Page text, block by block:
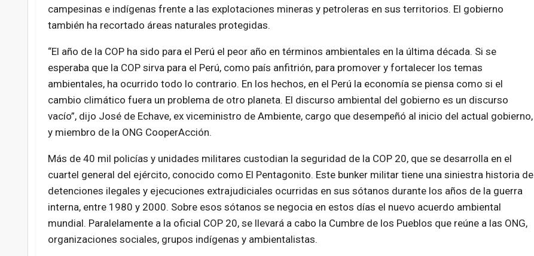
campesinas e indígenas frente a las explotaciones mineras y petroleras en sus territorios. El gobierno
también ha recortado áreas naturales protegidas.
“El año de la COP ha sido para el Perú el peor año en términos ambientales en la última década. Si se
esperaba que la COP sirva para el Perú, como país anfitrión, para promover y fortalecer los temas
ambientales, ha ocurrido todo lo contrario. En los hechos, en el Perú la economía se piensa como si el
cambio climático fuera un problema de otro planeta. El discurso ambiental del gobierno es un discurso
vacío”, dijo José de Echave, ex viceministro de Ambiente, cargo que desempeñó al inicio del actual gobierno,
y miembro de la ONG CooperAcción.
Más de 40 mil policías y unidades militares custodian la seguridad de la COP 20, que se desarrolla en el
cuartel general del ejército, conocido como El Pentagonito. Este bunker militar tiene una siniestra historia de
detenciones ilegales y ejecuciones extrajudiciales ocurridas en sus sótanos durante los años de la guerra
interna, entre 1980 y 2000. Sobre esos sótanos se negocia en estos días el nuevo acuerdo ambiental
mundial. Paralelamente a la oficial COP 20, se llevará a cabo la Cumbre de los Pueblos que reúne a las ONG,
organizaciones sociales, grupos indígenas y ambientalistas.